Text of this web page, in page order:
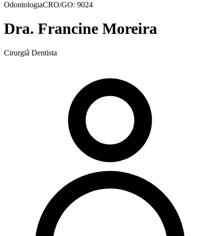
OdontologiaCRO/GO: 9024
Dra. Francine Moreira
Cirurgiâ Dentista